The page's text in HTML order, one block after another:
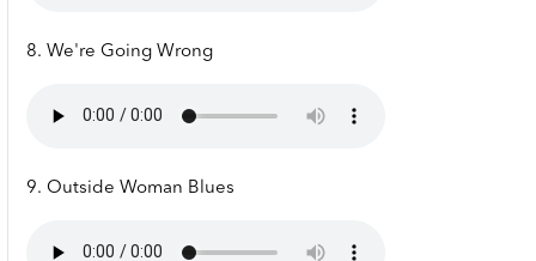
8. We're Going Wrong
9. Outside Woman Blues